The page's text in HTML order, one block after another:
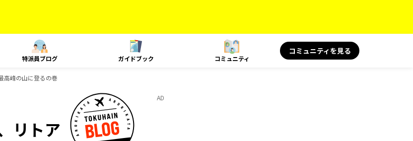
特派員ブログ ガイドブック コミュニティ
コミュニティを見る
高峰の山に登るの巻
リトア
AD